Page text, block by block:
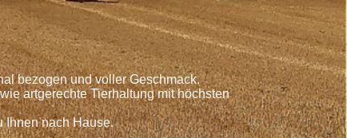
bezogen und voller Geschmack.
artgerechte Tierhaltung mit höchsten
Ihnen nach Hause.